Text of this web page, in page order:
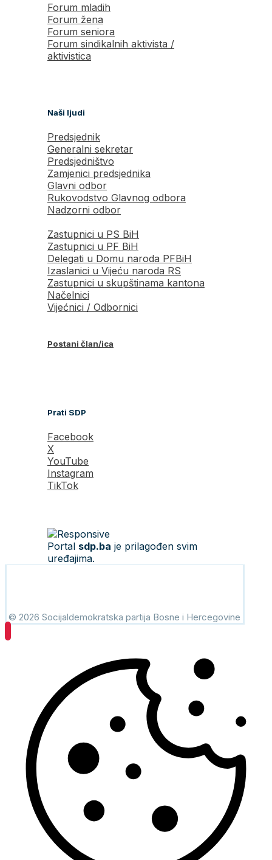
Forum mladih
Forum žena
Forum seniora
Forum sindikalnih aktivista /
aktivistica
Naši ljudi
Predsjednik
Generalni sekretar
Predsjedništvo
Zamjenici predsjednika
Glavni odbor
Rukovodstvo Glavnog odbora
Nadzorni odbor
Zastupnici u PS BiH
Zastupnici u PF BiH
Delegati u Domu naroda PFBiH
Izaslanici u Vijeću naroda RS
Zastupnici u skupštinama kantona
Načelnici
Vijećnici / Odbornici
Postani član/ica
Prati SDP
Facebook
X
YouTube
Instagram
TikTok
Portal sdp.ba je prilagođen svim
uređajima.
© 2026 Socijaldemokratska partija Bosne i Hercegovine